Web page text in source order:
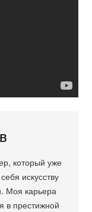
который уже
искусству
Моя карьера
в престижной